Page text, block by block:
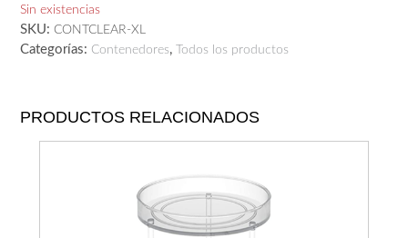
Sin existencias
SKU: CONTCLEAR-XL
Categorías: Contenedores, Todos los productos
PRODUCTOS RELACIONADOS